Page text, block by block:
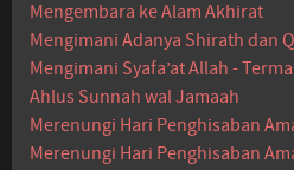
Mengembara ke Alam Akhirat
Mengimani Adanya Shirath dan
Mengimani Syafa’at Allah -
Ahlus Sunnah wal Jamaah
Merenungi Hari Penghisaban
Merenungi Hari Penghisaban